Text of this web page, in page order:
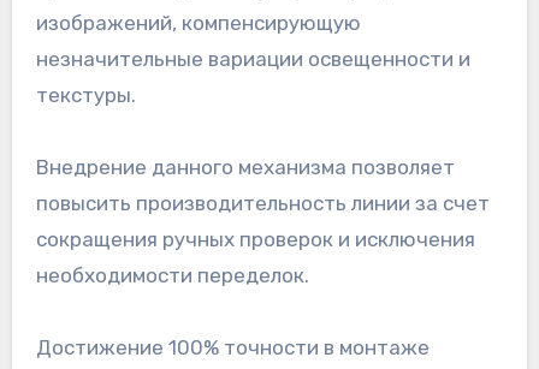
изображений, компенсирующую
незначительные вариации освещенности и
текстуры.
Внедрение данного механизма позволяет
повысить производительность линии за счет
сокращения ручных проверок и исключения
необходимости переделок.
Достижение 100% точности в монтаже